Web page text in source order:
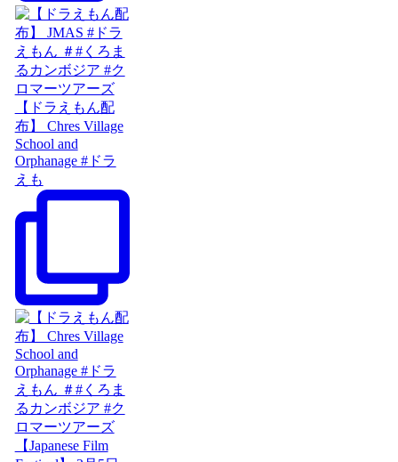
【ドラえもん配
布】 Chres Village
School and
Orphanage #ドラ
えも
【Japanese Film